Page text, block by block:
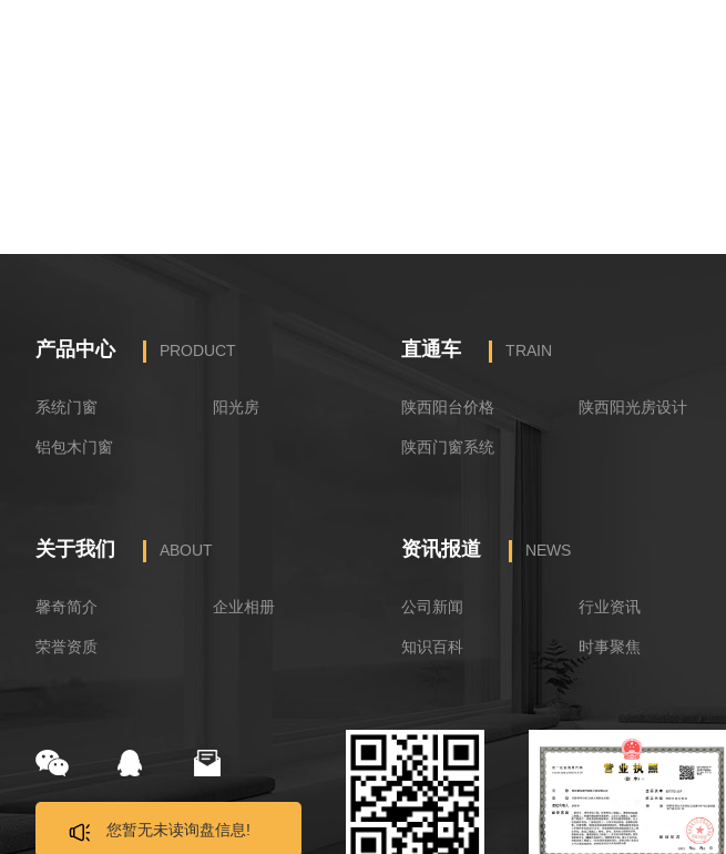
产品中心 PRODUCT
系统门窗 阳光房
铝包木门窗
直通车 TRAIN
陕西阳台价格 陕西阳光房设计
陕西门窗系统
关于我们 ABOUT
馨奇简介 企业相册
荣誉资质
资讯报道 NEWS
公司新闻 行业资讯
知识百科 时事聚焦
您暂无未读询盘信息!